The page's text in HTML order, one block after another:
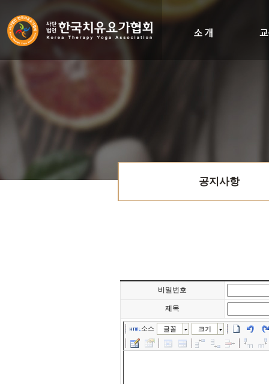
공지사항
비밀번호
제목
소스 글꼴 크기